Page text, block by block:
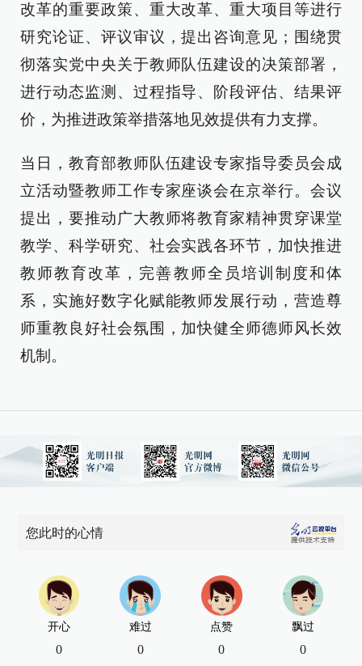
改革的重要政策、重大改革、重大项目等进行
研究论证、评议审议，提出咨询意见；围绕贯
彻落实党中央关于教师队伍建设的决策部署，
进行动态监测、过程指导、阶段评估、结果评
价，为推进政策举措落地见效提供有力支撑。
当日，教育部教师队伍建设专家指导委员会成
立活动暨教师工作专家座谈会在京举行。会议
提出，要推动广大教师将教育家精神贯穿课堂
教学、科学研究、社会实践各环节，加快推进
教师教育改革，完善教师全员培训制度和体
系，实施好数字化赋能教师发展行动，营造尊
师重教良好社会氛围，加快健全师德师风长效
机制。
您此时的心情
开心
0
难过
0
点赞
0
飘过
0